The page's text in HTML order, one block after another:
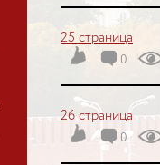
25 страница
0
26 страница
0